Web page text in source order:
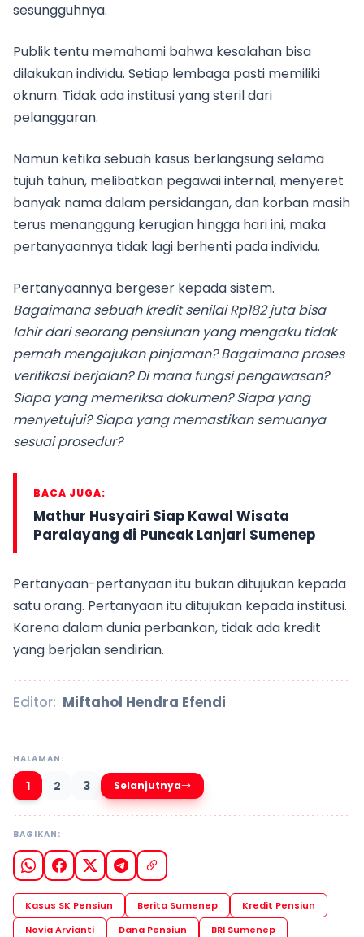
sesungguhnya.
Publik tentu memahami bahwa kesalahan bisa
dilakukan individu. Setiap lembaga pasti memiliki
oknum. Tidak ada institusi yang steril dari
pelanggaran.
Namun ketika sebuah kasus berlangsung selama
tujuh tahun, melibatkan pegawai internal, menyeret
banyak nama dalam persidangan, dan korban masih
terus menanggung kerugian hingga hari ini, maka
pertanyaannya tidak lagi berhenti pada individu.
Pertanyaannya bergeser kepada sistem.
Bagaimana sebuah kredit senilai Rp182 juta bisa
lahir dari seorang pensiunan yang mengaku tidak
pernah mengajukan pinjaman? Bagaimana proses
verifikasi berjalan? Di mana fungsi pengawasan?
Siapa yang memeriksa dokumen? Siapa yang
menyetujui? Siapa yang memastikan semuanya
sesuai prosedur?
BACA JUGA:
Mathur Husyairi Siap Kawal Wisata
Paralayang di Puncak Lanjari Sumenep
Pertanyaan-pertanyaan itu bukan ditujukan kepada
satu orang. Pertanyaan itu ditujukan kepada institusi.
Karena dalam dunia perbankan, tidak ada kredit
yang berjalan sendirian.
Editor: Miftahol Hendra Efendi
HALAMAN:
1 2 3 Selanjutnya
BAGIKAN:
Kasus SK Pensiun Berita Sumenep
Kredit Pensiun
Novia Arvianti
Dana Pensiun
BRI Sumenep